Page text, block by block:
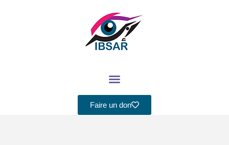
Faire un don